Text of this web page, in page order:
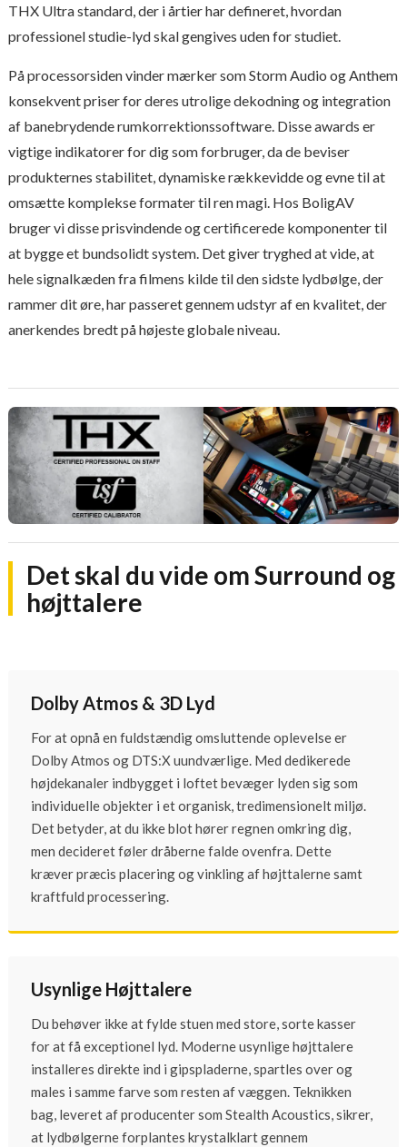
THX Ultra standard, der i årtier har defineret, hvordan
professionel studie-lyd skal gengives uden for studiet.
På processorsiden vinder mærker som Storm Audio og Anthem
konsekvent priser for deres utrolige dekodning og integration
af banebrydende rumkorrektionssoftware. Disse awards er
vigtige indikatorer for dig som forbruger, da de beviser
produkternes stabilitet, dynamiske rækkevidde og evne til at
omsætte komplekse formater til ren magi. Hos BoligAV
bruger vi disse prisvindende og certificerede komponenter til
at bygge et bundsolidt system. Det giver tryghed at vide, at
hele signalkæden fra filmens kilde til den sidste lydbølge, der
rammer dit øre, har passeret gennem udstyr af en kvalitet, der
anerkendes bredt på højeste globale niveau.
Det skal du vide om Surround og
højttalere
Dolby Atmos & 3D Lyd
For at opnå en fuldstændig omsluttende oplevelse er
Dolby Atmos og DTS:X uundværlige. Med dedikerede
højdekanaler indbygget i loftet bevæger lyden sig som
individuelle objekter i et organisk, tredimensionelt miljø.
Det betyder, at du ikke blot hører regnen omkring dig,
men decideret føler dråberne falde ovenfra. Dette
kræver præcis placering og vinkling af højttalerne samt
kraftfuld processering.
Usynlige Højttalere
Du behøver ikke at fylde stuen med store, sorte kasser
for at få exceptionel lyd. Moderne usynlige højttalere
installeres direkte ind i gipspladerne, spartles over og
males i samme farve som resten af væggen. Teknikken
bag, leveret af producenter som Stealth Acoustics, sikrer,
at lydbølgerne forplantes krystalklart gennem